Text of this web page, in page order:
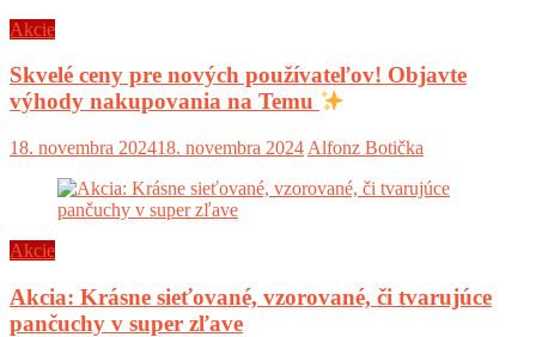
Akcie
Skvelé ceny pre nových používateľov! Objavte
výhody nakupovania na Temu
18. novembra 202418. novembra 2024 Alfonz Botička
Akcie
Akcia: Krásne sieťované, vzorované, či tvarujúce
pančuchy v super zľave